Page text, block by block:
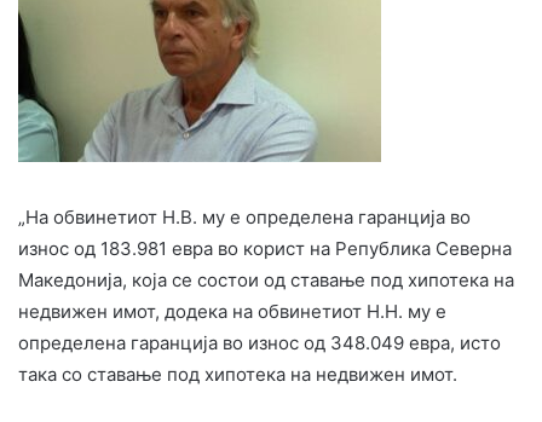
„На обвинетиот Н.В. му е определена гаранција во
износ од 183.981 евра во корист на Република Северна
Македонија, која се состои од ставање под хипотека на
недвижен имот, додека на обвинетиот Н.Н. му е
определена гаранција во износ од 348.049 евра, исто
така со ставање под хипотека на недвижен имот.